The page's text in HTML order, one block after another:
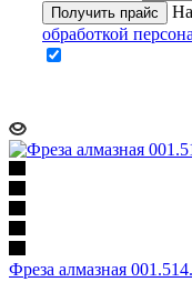
Получить прайс
обработкой
Фреза алмазная